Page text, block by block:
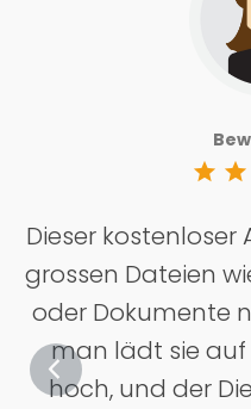
star star
Dieser kostenloser
grossen Dateien
oder Dokumente
man lädt sie auf
hoch, und der